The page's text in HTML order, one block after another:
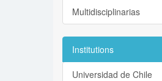
Multidisciplinarias
Institutions
Universidad de Chile